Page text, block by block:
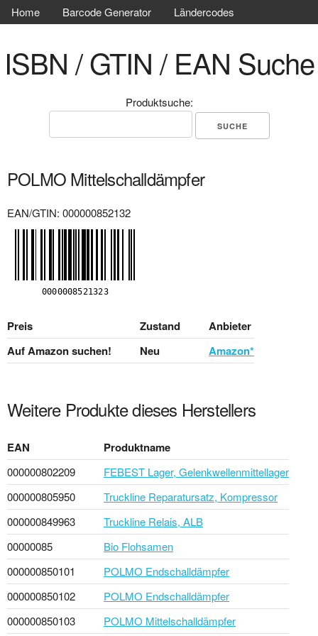
Home Barcode Generator Ländercodes
ISBN / GTIN / EAN Suche
Produktsuche:
POLMO Mittelschalldämpfer
EAN/GTIN: 000000852132
Preis Zustand
Anbieter
Auf Amazon suchen!
Neu Amazon*
Weitere Produkte dieses Herstellers
EAN Produktname
000000802209
FEBEST Lager, Gelenkwellenmittellager
000000805950
Truckline Reparatursatz, Kompressor
000000849963
Truckline Relais, ALB
00000085
Bio Flohsamen
000000850101
POLMO Endschalldämpfer
000000850102
POLMO Endschalldämpfer
000000850103
POLMO Mittelschalldämpfer